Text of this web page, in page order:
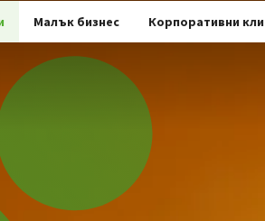
Малък бизнес Корпоративни